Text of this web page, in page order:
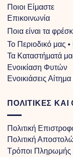
Ποιοι Είμαστε
Επικοινωνία
Ποια είναι τα
Το Περιοδικό μας
Τα Kαταστήματά
Ενοικίαση Φυτών
Ενοικιάσεις
ΠΟΛΙΤΙΚΈΣ ΚΑΙ
Πολιτική
Πολιτική
Τρόποι Πληρωμής